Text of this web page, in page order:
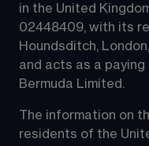
in the United
02448409, with its
Houndsditch,
and acts as a
Bermuda Limited.
The information on
residents of the